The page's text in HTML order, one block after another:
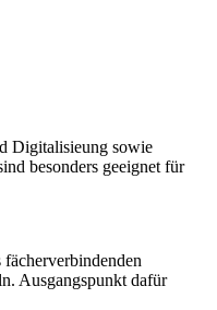
Digitalisieung sowie
besonders geeignet für
Ausgangspunkt dafür